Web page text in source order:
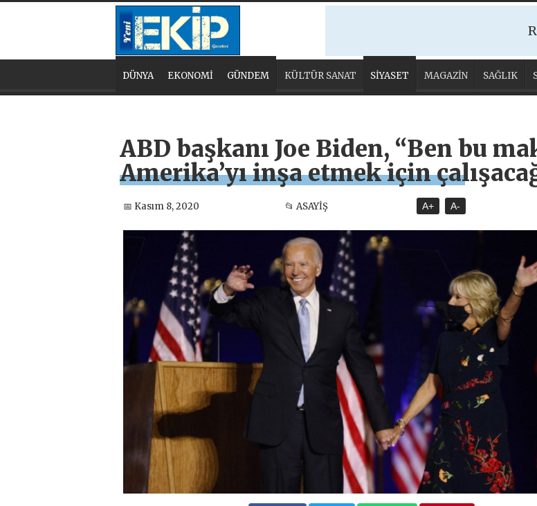
DÜNYA EKONOMİ GÜNDEM KÜLTÜR SANAT SİYASET MAGAZİN SAĞLIK
ABD başkanı Joe Biden, “Ben bu
Amerika’yı inşa etmek için
📅 Kasım 8, 2020 📂 ASAYİŞ A+ A-